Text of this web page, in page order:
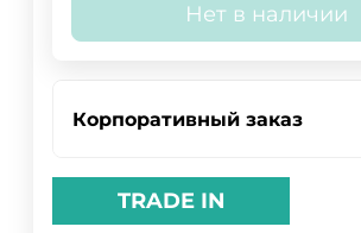
Нет в наличии
Корпоративный заказ
TRADE IN